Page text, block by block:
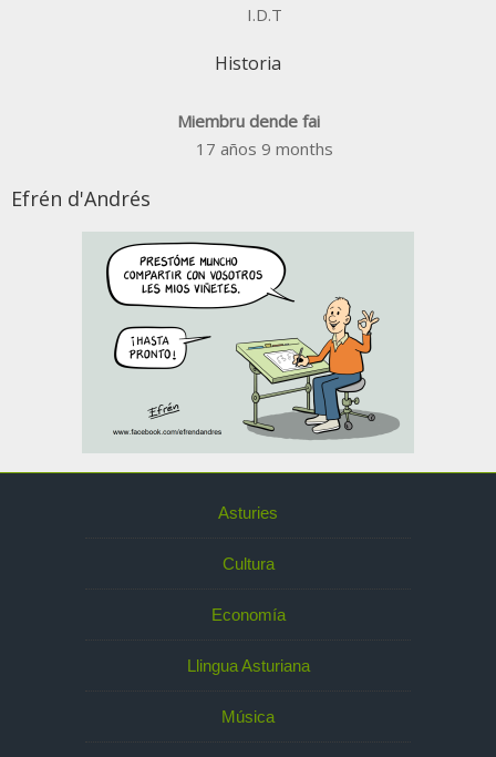
I.D.T
Historia
Miembru dende fai
17 años 9 months
Efrén d'Andrés
Asturies
Cultura
Economía
Llingua Asturiana
Música